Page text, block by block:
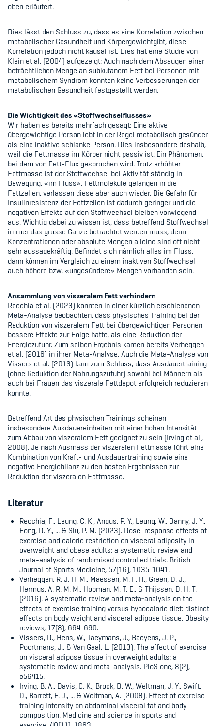
oben erläutert.
Dies lässt den Schluss zu, dass es eine Korrelation zwischen
metabolischer Gesundheit und Körpergewichtgibt, diese
Korrelation jedoch nicht kausal ist. Dies hat eine Studie von
Klein et al. (2004) aufgezeigt: Auch nach dem Absaugen einer
beträchtlichen Menge an subkutanem Fett bei Personen mit
metabolischem Syndrom konnten keine Verbesserungen der
metabolischen Gesundheit festgestellt werden.
Die Wichtigkeit des «Stoffwechselflusses»
Wir haben es bereits mehrfach gesagt: Eine aktive
übergewichtige Person lebt in der Regel metabolisch gesünder
als eine inaktive schlanke Person. Dies insbesondere deshalb,
weil die Fettmasse im Körper nicht passiv ist. Ein Phänomen,
bei dem von Fett-Flux gesprochen wird. Trotz erhöhter
Fettmasse ist der Stoffwechsel bei Aktivität ständig in
Bewegung, «im Fluss». Fettmoleküle gelangen in die
Fettzellen, verlassen diese aber auch wieder. Die Gefahr für
Insulinresistenz der Fettzellen ist dadurch geringer und die
negativen Effekte auf den Stoffwechsel bleiben vorwiegend
aus. Wichtig dabei zu wissen ist, dass betreffend Stoffwechsel
immer das grosse Ganze betrachtet werden muss, denn
Konzentrationen oder absolute Mengen alleine sind oft nicht
sehr aussagekräftig. Befindet sich nämlich alles im Fluss,
dann können im Vergleich zu einem inaktiven Stoffwechsel
auch höhere bzw. «ungesündere» Mengen vorhanden sein.
Ansammlung von viszeralem Fett verhindern
Recchia et al. (2023) konnten in einer kürzlich erschienenen
Meta-Analyse beobachten, dass physisches Training bei der
Reduktion von viszeralem Fett bei übergewichtigen Personen
bessere Effekte zur Folge hatte, als eine Reduktion der
Energiezufuhr. Zum selben Ergebnis kamen bereits Verheggen
et al. (2016) in ihrer Meta-Analyse. Auch die Meta-Analyse von
Vissers et al. (2013) kam zum Schluss, dass Ausdauertraining
(ohne Reduktion der Nahrungszufuhr) sowohl bei Männern als
auch bei Frauen das viszerale Fettdepot erfolgreich reduzieren
konnte.
Betreffend Art des physischen Trainings scheinen
insbesondere Ausdauereinheiten mit einer hohen Intensität
zum Abbau von viszeralem Fett geeignet zu sein (Irving et al.,
2008). Je nach Ausmass der viszeralen Fettmasse führt eine
Kombination von Kraft- und Ausdauertraining sowie eine
negative Energiebilanz zu den besten Ergebnissen zur
Reduktion der viszeralen Fettmasse.
Literatur
Recchia, F., Leung, C. K., Angus, P. Y., Leung, W., Danny, J. Y.,
Fong, D. Y., ... & Siu, P. M. (2023). Dose–response effects of
exercise and caloric restriction on visceral adiposity in
overweight and obese adults: a systematic review and
meta-analysis of randomised controlled trials. British
Journal of Sports Medicine, 57(16), 1035-1041.
Verheggen, R. J. H. M., Maessen, M. F. H., Green, D. J.,
Hermus, A. R. M. M., Hopman, M. T. E., & Thijssen, D. H. T.
(2016).A systematic review and meta‐analysis on the
effects of exercise training versus hypocaloric diet: distinct
effects on body weight and visceral adipose tissue. Obesity
reviews,17(8), 664-690.
Vissers, D., Hens, W., Taeymans, J., Baeyens, J. P.,
Poortmans, J., & Van Gaal, L. (2013). The effect of exercise
on visceral adipose tissue in overweight adults: a
systematic review and meta-analysis. PloS one, 8(2),
e56415.
Irving, B. A., Davis, C. K., Brock, D. W., Weltman, J. Y., Swift,
D., Barrett, E. J., ... & Weltman, A. (2008). Effect of exercise
training intensity on abdominal visceral fat and body
composition. Medicine and science in sports and